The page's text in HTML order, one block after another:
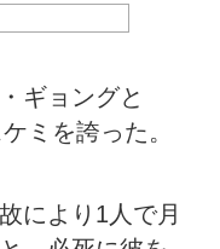
ギョングと
ミを誇った。
により1人で月